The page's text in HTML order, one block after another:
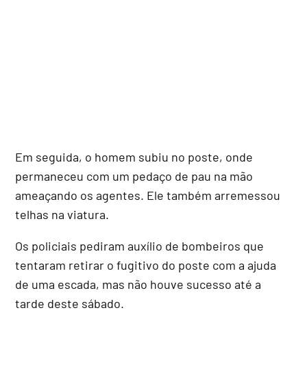
Em seguida, o homem subiu no poste, onde
permaneceu com um pedaço de pau na mão
ameaçando os agentes. Ele também arremessou
telhas na viatura.
Os policiais pediram auxílio de bombeiros que
tentaram retirar o fugitivo do poste com a ajuda
de uma escada, mas não houve sucesso até a
tarde deste sábado.